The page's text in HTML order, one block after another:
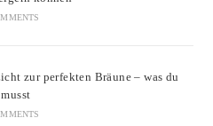
zur perfekten Bräune – was du